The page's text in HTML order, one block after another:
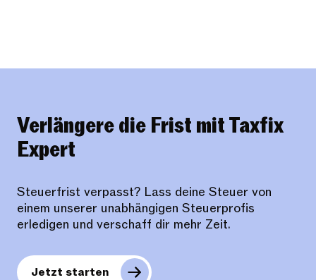
Verlängere die Frist mit Taxfix
Expert
Steuerfrist verpasst? Lass deine Steuer von
einem unserer unabhängigen Steuerprofis
erledigen und verschaff dir mehr Zeit.
Jetzt starten